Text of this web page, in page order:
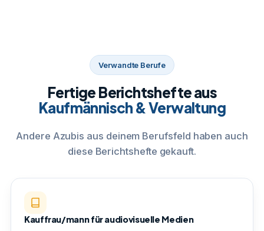
Verwandte Berufe
Fertige Berichtshefte aus
Kaufmännisch & Verwaltung
Andere Azubis aus deinem Berufsfeld haben auch
diese Berichtshefte gekauft.
Kauffrau/mann für audiovisuelle Medien